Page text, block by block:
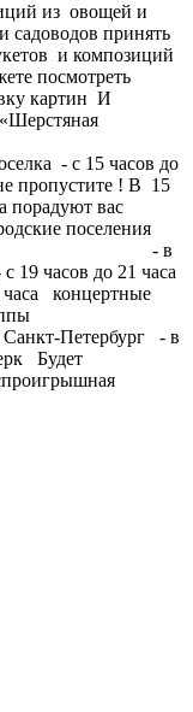
из овощей и
принять
и композиций
посмотреть
картин И
- с 15 часов до
пропустите ! В 15
порадуют вас
поселения
- в
19 часов до 21 часа
концертные
группы
Петербург - в
Будет